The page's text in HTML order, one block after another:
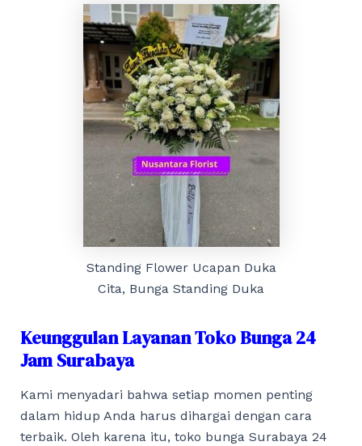
Standing Flower Ucapan Duka
Cita, Bunga Standing Duka
Keunggulan Layanan Toko Bunga 24
Jam Surabaya
Kami menyadari bahwa setiap momen penting
dalam hidup Anda harus dihargai dengan cara
terbaik. Oleh karena itu, toko bunga Surabaya 24